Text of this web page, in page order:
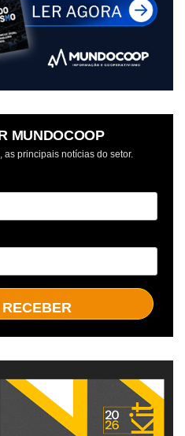
MUNDOCOOP
as principais notícias do setor.